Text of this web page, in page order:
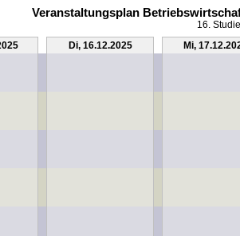
Veranstaltungsplan
16.
Di, 16.12.2025
Mi,